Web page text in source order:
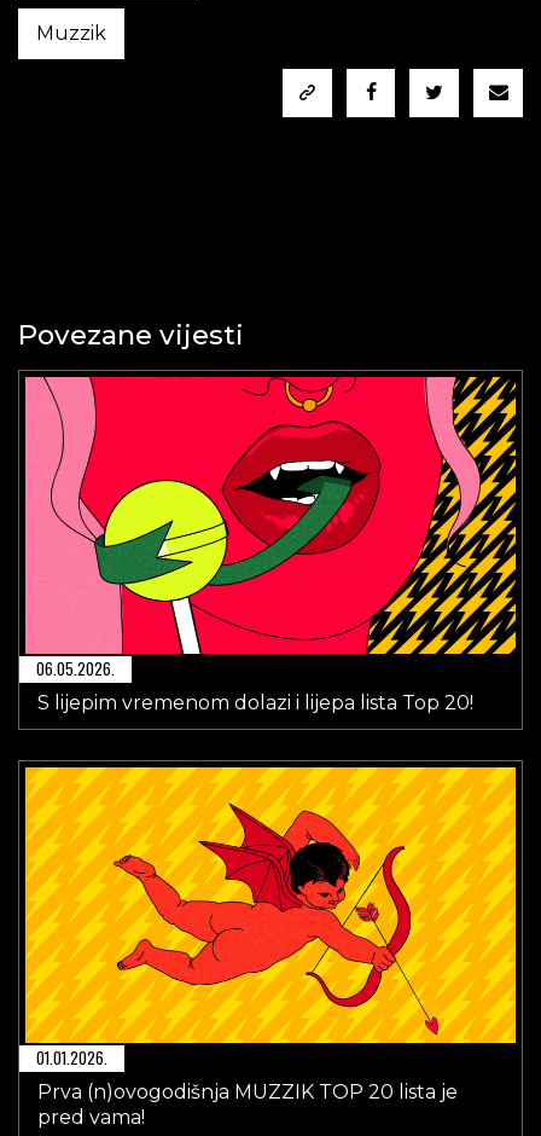
Muzzik
Povezane vijesti
06.05.2026.
S lijepim vremenom dolazi i lijepa lista Top 20!
01.01.2026.
Prva (n)ovogodišnja MUZZIK TOP 20 lista je
pred vama!